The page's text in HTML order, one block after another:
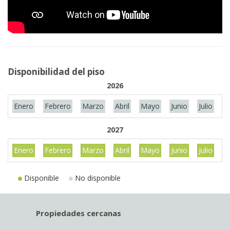
Disponibilidad del piso
2026
Enero Febrero Marzo Abril Mayo Junio Julio
2027
Enero Febrero Marzo Abril Mayo Junio Julio
Disponible No disponible
Propiedades cercanas